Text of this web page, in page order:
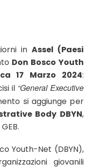
in Assel (Paesi
Don Bosco Youth
17 Marzo 2024:
il “General Executive
si aggiunge per
Body DBYN,
Youth-Net (DBYN),
giovanili